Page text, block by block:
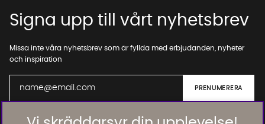
Signa upp till vårt nyhetsbrev
Missa inte våra nyhetsbrev som är fyllda med erbjudanden, nyheter
och inspiration